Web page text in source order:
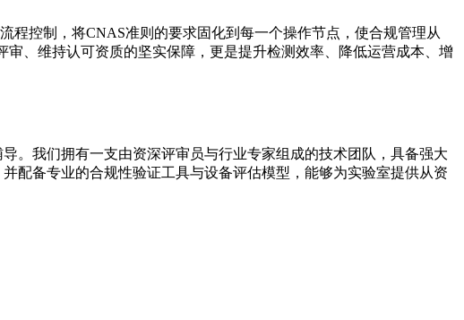
程控制，将CNAS准则的要求固化到每一个操作节点，使合规管理从
、维持认可资质的坚实保障，更是提升检测效率、降低运营成本、增
。我们拥有一支由资深评审员与行业专家组成的技术团队，具备强大
配备专业的合规性验证工具与设备评估模型，能够为实验室提供从资